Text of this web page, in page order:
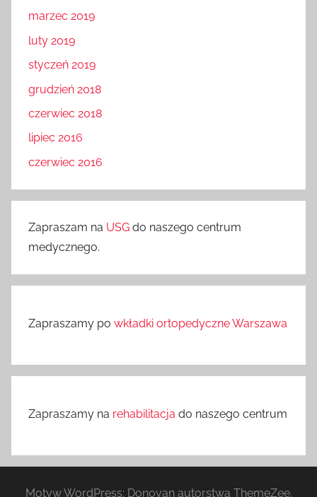
marzec 2019
luty 2019
styczeń 2019
grudzień 2018
czerwiec 2018
lipiec 2016
czerwiec 2016
Zapraszam na USG do naszego centrum
medycznego.
Zapraszamy po wkładki ortopedyczne Warszawa
Zapraszamy na rehabilitacja do naszego centrum
Motyw WordPress: Donovan autorstwa ThemeZee.